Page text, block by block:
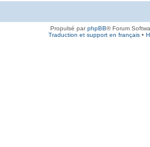
Propulsé parphpBB® Forum
Traduction et support en français•